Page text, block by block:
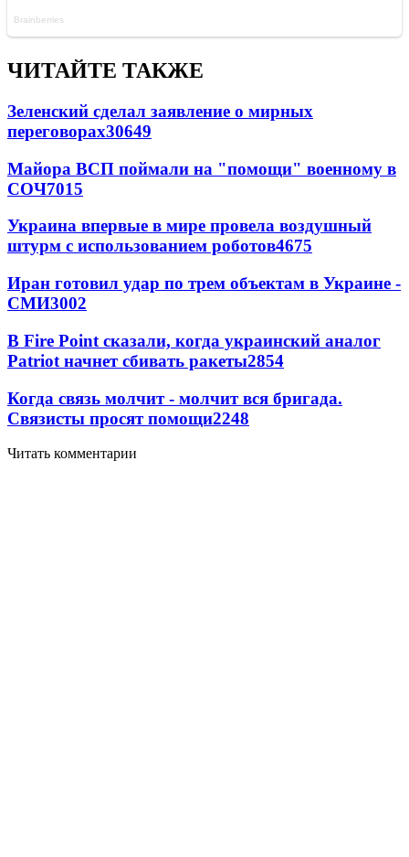
ЧИТАЙТЕ ТАКЖЕ
Зеленский сделал заявление о мирных
переговорах30649
Майора ВСП поймали на "помощи" военному в
СОЧ7015
Украина впервые в мире провела воздушный
штурм с использованием роботов4675
Иран готовил удар по трем объектам в Украине -
СМИ3002
В Fire Point сказали, когда украинский аналог
Patriot начнет сбивать ракеты2854
Когда связь молчит - молчит вся бригада.
Связисты просят помощи2248
Читать комментарии